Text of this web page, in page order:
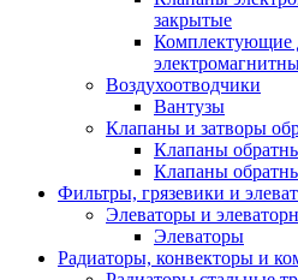
закрытые
Комплектующие
Воздухоотводчики
Вантузы
Клапаны и затворы
Клапаны
Клапаны
Фильтры, грязевики и
Элеваторы и
Элеваторы
Радиаторы, конвекторы и